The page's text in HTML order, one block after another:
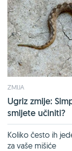
ZMIJA
Ugriz zmije:
smijete učiniti?
Koliko često ih
za vaše mišiće